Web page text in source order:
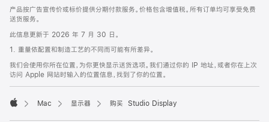
产品按广告宣传价或标价提供分期付款服务。价格包含增值税。所有订单均可享受免费
送货服务。
此信息更新于 2026 年 7 月 30 日。
1. 重量依配置和制造工艺的不同而可能有所差异。
我们会使用你所在位置，为你更快显示送货选项。我们通过你的 IP 地址，或者你在上次
访问 Apple 网站时输入的位置信息，找到了你的位置。
Mac 显示器 购买 Studio Display